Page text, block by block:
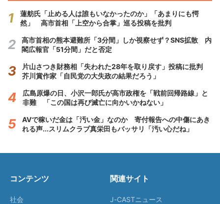
蓮舫氏「止める人は誰もいなかったのか」「あまりにも愕
然」 高市首相「上空から合掌」巡る投稿を批判
高市首相の熊本避難所「3分間」しか視察せず？SNS拡散 内
閣広報官「51分間」だと否定
片山さつき財務相「失われた28年を取り戻す」投稿に批判
芥川賞作家「自民党の大失政の結果だろう」
広島原爆の日、小沢一郎氏が高市政権を「戦前回帰路線」と
非難 「この国は再び滅亡に向かいかねない」
AVで稼いだ金は「汚い金」なのか 寄付報告への中傷にあき
れる声...スリムクラブ真栄田もバッサリ「汚い心だね」
コンテンツ
社会
関連サイト
J-CASTニュース